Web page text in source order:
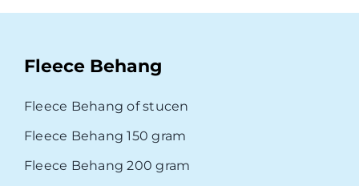
Fleece Behang
Fleece Behang of stucen
Fleece Behang 150 gram
Fleece Behang 200 gram